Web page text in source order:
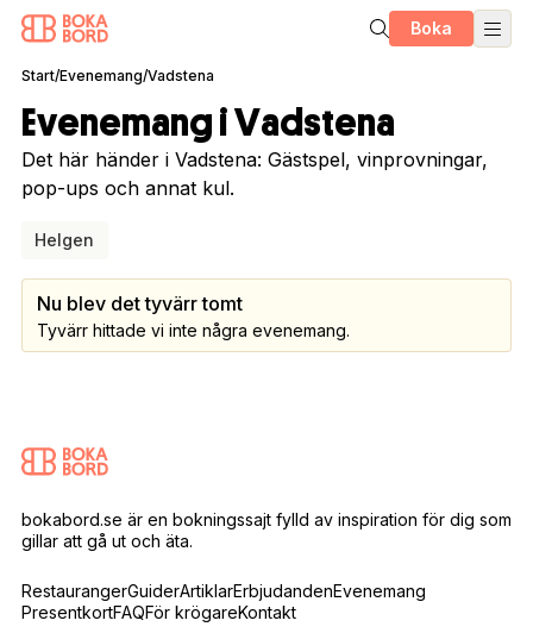
Boka
Start/Evenemang/Vadstena
Evenemang i Vadstena
Det här händer i Vadstena: Gästspel, vinprovningar,
pop-ups och annat kul.
Helgen
Nu blev det tyvärr tomt
Tyvärr hittade vi inte några evenemang.
bokabord.se är en bokningssajt fylld av inspiration för dig som
gillar att gå ut och äta.
RestaurangerGuiderArtiklarErbjudandenEvenemang
PresentkortFAQFör krögareKontakt